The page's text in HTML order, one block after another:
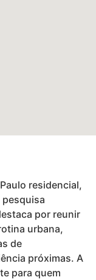
residencial,
pesquisa
por reunir
urbana,
de
próximas. A
para quem